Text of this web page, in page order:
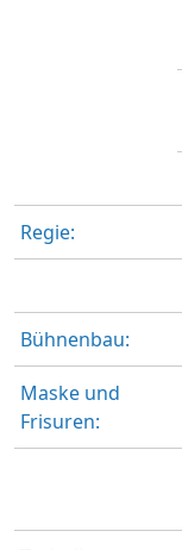
Regie:
Bühnenbau:
Maske und
Frisuren: